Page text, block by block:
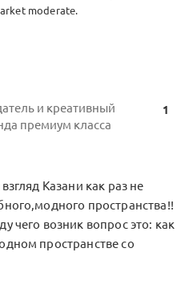
moderate.
и креативный
премиум класса
1
Казани как раз не
пространства!!
чего возник вопрос это: как
пространстве со